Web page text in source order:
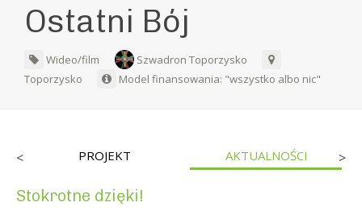
Ostatni Bój
Wideo/film
Szwadron Toporzysko
Toporzysko
Model finansowania: "wszystko albo nic"
< PROJEKT AKTUALNOŚCI >
Stokrotne dzięki!